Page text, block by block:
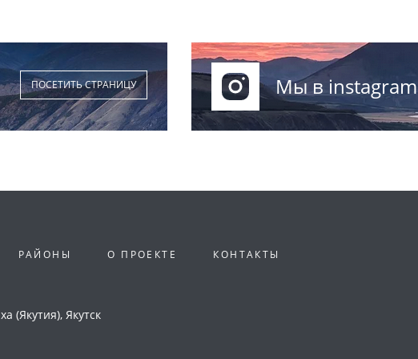
ПОСЕТИТЬ СТРАНИЦУ Мы в instagram
РАЙОНЫ О ПРОЕКТЕ КОНТАКТЫ
(Якутия), Якутск